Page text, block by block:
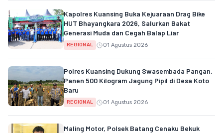
Kapolres Kuansing Buka Kejuaraan Drag Bike
HUT Bhayangkara 2026, Salurkan Bakat
Generasi Muda dan Cegah Balap Liar
REGIONAL 01 Agustus 2026
Polres Kuansing Dukung Swasembada Pangan,
Panen 500 Kilogram Jagung Pipil di Desa Koto
Baru
REGIONAL 01 Agustus 2026
Maling Motor, Polsek Batang Cenaku Bekuk